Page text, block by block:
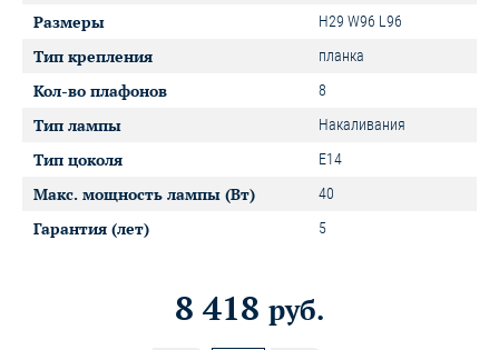
Размеры H29 W96 L96
Тип крепления планка
Кол-во плафонов 8
Тип лампы Накаливания
Тип цоколя E14
Макс. мощность лампы (Вт) 40
Гарантия (лет) 5
8 418 руб.